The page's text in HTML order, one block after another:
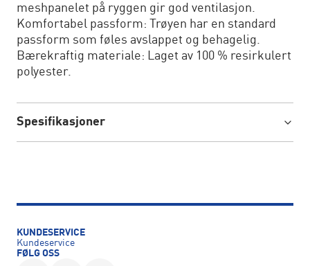
meshpanelet på ryggen gir god ventilasjon.
Komfortabel passform: Trøyen har en standard
passform som føles avslappet og behagelig.
Bærekraftig materiale: Laget av 100 % resirkulert
polyester.
Spesifikasjoner
KUNDESERVICE
Kundeservice
FØLG OSS